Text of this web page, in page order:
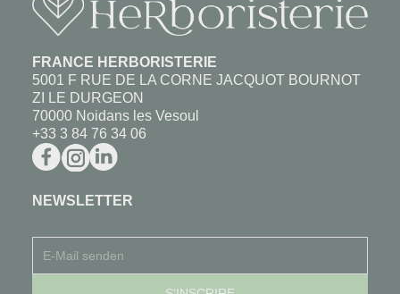
FRANCE HERBORISTERIE
5001 F RUE DE LA CORNE JACQUOT BOURNOT
ZI LE DURGEON
70000 Noidans les Vesoul
+33 3 84 76 34 06
NEWSLETTER